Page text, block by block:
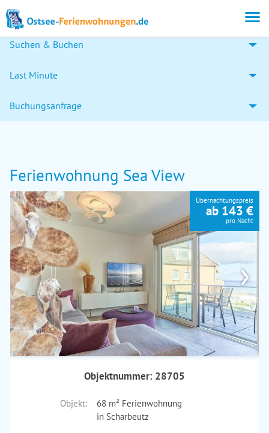
Suchen & Buchen
Last Minute
Buchungsanfrage
Ferienwohnung Sea View
›
Übernachtungspreis
ab 143 €
pro Nacht
Objektnummer: 28705
Objekt:
68 m² Ferienwohnung
in Scharbeutz